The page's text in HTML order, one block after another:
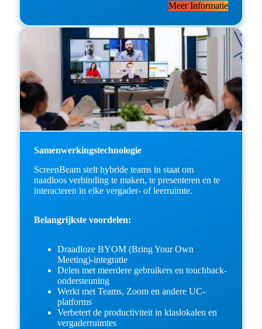
Meer Informatie
Samenwerkingstechnologie
ScreenBeam stelt hybride teams in staat om
naadloos verbinding te maken, te presenteren en te
interacteren in elke vergader- of leerruimte.
Belangrijkste voordelen:
Draadloze BYOM (Bring Your Own
Meeting)-integratie
Delen met meerdere gebruikers en touchback-
ondersteuning
Werkt met Teams, Zoom en andere UC-
platforms
Verbetert de productiviteit in klaslokalen en
vergaderruimtes